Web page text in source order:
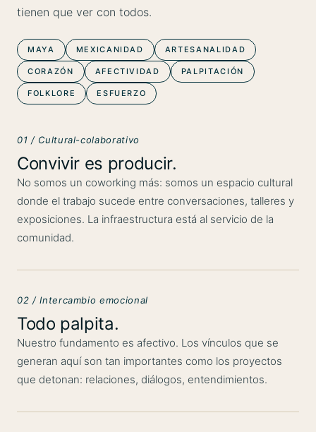
tienen que ver con todos.
MAYA MEXICANIDAD ARTESANALIDAD
CORAZÓN AFECTIVIDAD PALPITACIÓN
FOLKLORE ESFUERZO
01 / Cultural-colaborativo
Convivir es producir.
No somos un coworking más: somos un espacio cultural
donde el trabajo sucede entre conversaciones, talleres y
exposiciones. La infraestructura está al servicio de la
comunidad.
02 / Intercambio emocional
Todo palpita.
Nuestro fundamento es afectivo. Los vínculos que se
generan aquí son tan importantes como los proyectos
que detonan: relaciones, diálogos, entendimientos.